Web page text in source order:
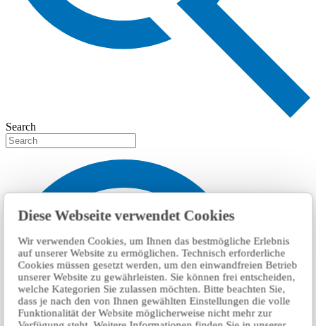
Diese Webseite verwendet Cookies
Wir verwenden Cookies, um Ihnen das bestmögliche Erlebnis
auf unserer Website zu ermöglichen. Technisch erforderliche
Cookies müssen gesetzt werden, um den einwandfreien Betrieb
unserer Website zu gewährleisten. Sie können frei entscheiden,
welche Kategorien Sie zulassen möchten. Bitte beachten Sie,
dass je nach den von Ihnen gewählten Einstellungen die volle
Funktionalität der Website möglicherweise nicht mehr zur
Search